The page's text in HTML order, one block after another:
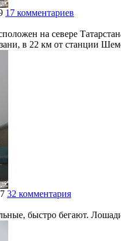
17 комментариев
на севере
в 22 км от станции
32 комментария
быстро бегают.